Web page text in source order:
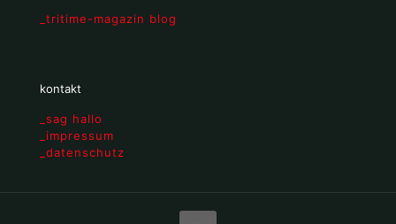
_tritime-magazin blog
kontakt
_sag hallo
_impressum
_datenschutz